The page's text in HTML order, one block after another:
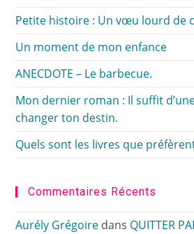
Petite histoire : Un vœu lourd de
Un moment de mon enfance
ANECDOTE – Le barbecue.
Mon dernier roman : Il suffit
changer ton destin.
Quels sont les livres que
Commentaires Récents
Aurély Grégoire dans QUITTER